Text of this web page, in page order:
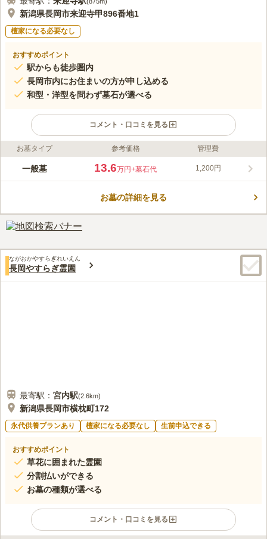
新潟県長岡市来迎寺甲896番地1
檀家になる必要なし
おすすめポイント
駅からも徒歩圏内
長岡市内にお住まいの方が申し込める
和型・洋型を問わず墓石が選べる
コメント・口コミを見る
ライフドット編集部のコメント
青空が似合う爽やかな空間なので、清々しい気持ちでお参りでき
間管理費は1,200円で、ランニングコストが抑えられてお財布に
め、お参りの際にお墓の場所を迷うことがありません。
口コミ評価
お墓タイプ 参考価格 管理費
一般墓 13.6万円+墓石代 1,200円
お墓の詳細を見る
ながおかやすらぎれいえん
長岡やすらぎ霊園
最寄駅： 宮内駅(2.6km)
新潟県長岡市横枕町172
永代供養プランあり 檀家になる必要なし 生前申込できる
おすすめポイント
草花に囲まれた霊園
分割払いができる
お墓の種類が選べる
コメント・口コミを見る